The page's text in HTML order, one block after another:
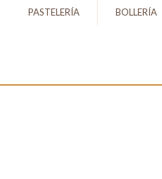
PASTELERÍA BOLLERÍA